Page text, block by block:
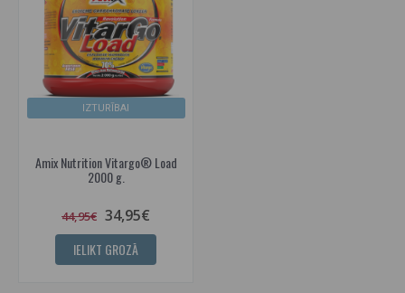
IZTURĪBAI
Amix Nutrition Vitargo® Load
2000 g.
44,95€ 34,95€
IELIKT GROZĀ